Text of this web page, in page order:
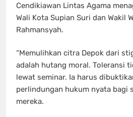
Cendikiawan Lintas Agama
Wali Kota Supian Suri dan Wakil
Rahmansyah.
“Memulihkan citra Depok dari
adalah hutang moral. Toleransi
lewat seminar. Ia harus
perlindungan hukum nyata bagi
mereka.